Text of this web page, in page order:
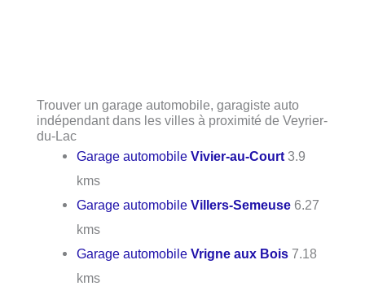
Trouver un garage automobile, garagiste auto
indépendant dans les villes à proximité de Veyrier-
du-Lac
Garage automobileVivier-au-Court 3.9
kms
Garage automobileVillers-Semeuse 6.27
kms
Garage automobileVrigne aux Bois 7.18
kms